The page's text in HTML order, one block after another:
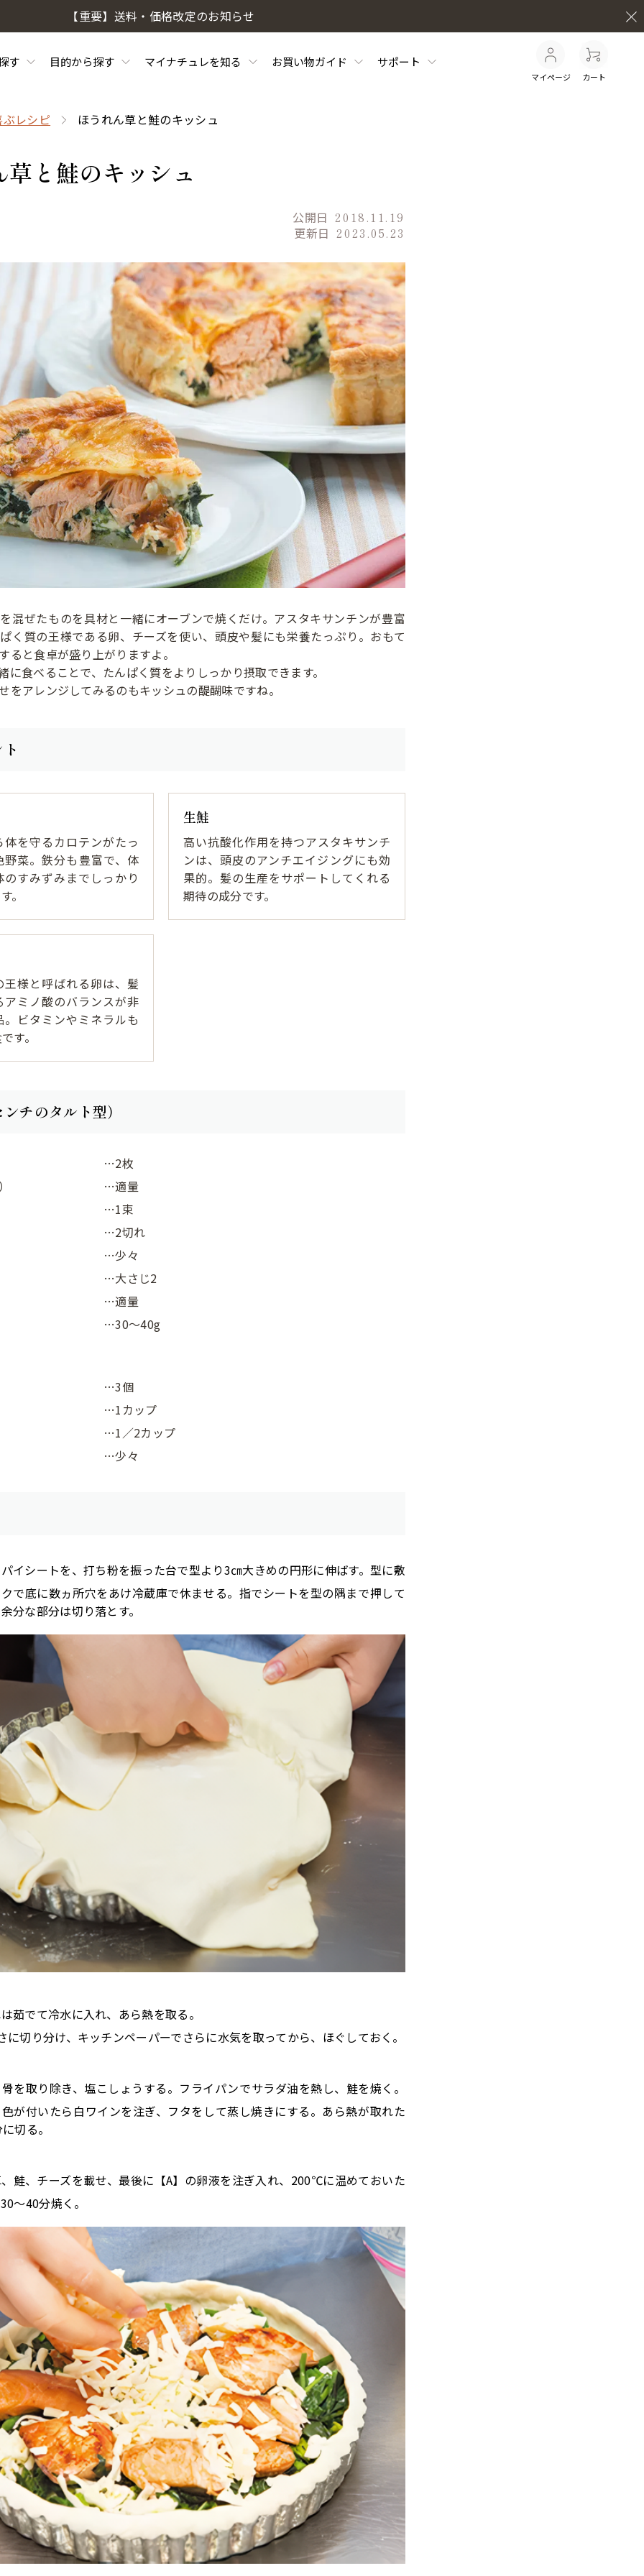
【重要】送料・価格改定のお知らせ
す 目的から探す マイナチュレを知る お買い物ガイド サポート
マイページ カート
レシピ ほうれん草と鮭のキッシュ
草と鮭のキッシュ
公開日 2018.11.19
更新日 2023.05.23
混ぜたものを具材と一緒にオーブンで焼くだけ。アスタキサンチンが豊富
く質の王様である卵、チーズを使い、頭皮や髪にも栄養たっぷり。おもて
ると食卓が盛り上がりますよ。
に食べることで、たんぱく質をよりしっかり摂取できます。
をアレンジしてみるのもキッシュの醍醐味ですね。
を守るカロテンがたっ
野菜。鉄分も豊富で、体
すみずみまでしっかり
。
生鮭
高い抗酸化作用を持つアスタキサンチ
ンは、頭皮のアンチエイジングにも効
果的。髪の生産をサポートしてくれる
期待の成分です。
様と呼ばれる卵は、髪
アミノ酸のバランスが非
ビタミンやミネラルも
す。
チのタルト型）
…2枚
…適量
…1束
…2切れ
…少々
…大さじ2
…適量
…30～40g
…3個
…1カップ
…1／2カップ
…少々
イシートを、打ち粉を振った台で型より3㎝大きめの円形に伸ばす。型に敷
で底に数ヵ所穴をあけ冷蔵庫で休ませる。指でシートを型の隅まで押して
分な部分は切り落とす。
茹でて冷水に入れ、あら熱を取る。
に切り分け、キッチンペーパーでさらに水気を取ってから、ほぐしておく。
を取り除き、塩こしょうする。フライパンでサラダ油を熱し、鮭を焼く。
が付いたら白ワインを注ぎ、フタをして蒸し焼きにする。あら熱が取れた
切る。
鮭、チーズを載せ、最後に【A】の卵液を注ぎ入れ、200℃に温めておいた
～40分焼く。